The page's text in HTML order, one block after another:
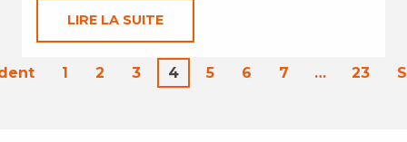
LIRE LA SUITE
1 2 3 4 5 6 7 … 23